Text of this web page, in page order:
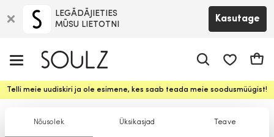
Nõusolek Üksikasjad Teave
LEGĀDĀJIETIES
MŪSU LIETOTNI
Kasutage
Telli meie uudiskiri ja ole esimene, kes saab teada meie soodusmüügist!
Aksessuaarid